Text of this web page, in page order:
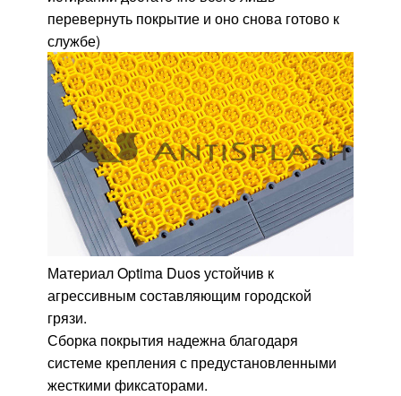
перевернуть покрытие и оно снова готово к
службе)
Материал Optima Duos устойчив к
агрессивным составляющим городской
грязи.
Сборка покрытия надежна благодаря
системе крепления с предустановленными
жесткими фиксаторами.